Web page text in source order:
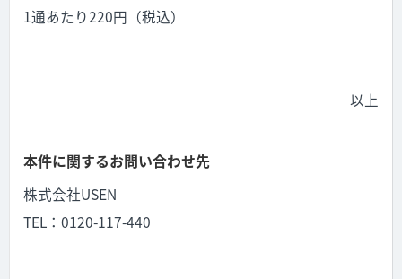
1通あたり220円（税込）
以上
本件に関するお問い合わせ先
株式会社USEN
TEL：0120-117-440